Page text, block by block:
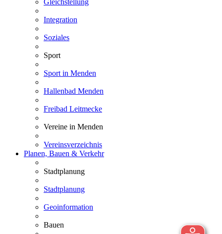
Gleichstellung
Integration
Soziales
Sport
Sport in Menden
Hallenbad Menden
Freibad Leitmecke
Vereine in Menden
Vereinsverzeichnis
Planen, Bauen & Verkehr
Stadtplanung
Stadtplanung
Geoinformation
Bauen